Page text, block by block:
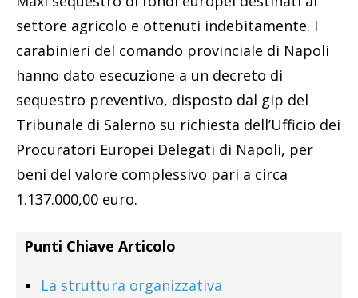
settore agricolo e ottenuti indebitamente. I
carabinieri del comando provinciale di Napoli
hanno dato esecuzione a un decreto di
sequestro preventivo, disposto dal gip del
Tribunale di Salerno su richiesta dell’Ufficio dei
Procuratori Europei Delegati di Napoli, per
beni del valore complessivo pari a circa
1.137.000,00 euro.
Punti Chiave Articolo
La struttura organizzativa